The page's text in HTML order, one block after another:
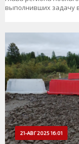
выполнивших задачу
21-АВГ 2025 16:01